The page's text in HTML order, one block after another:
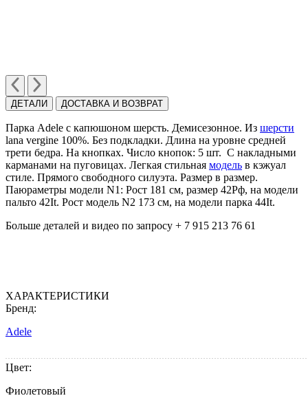
ДЕТАЛИ ДОСТАВКА И ВОЗВРАТ
Парка Adele с капюшоном шерсть. Демисезонное. Из шерсти
lana vergine 100%. Без подкладки. Длина на уровне средней
трети бедра. На кнопках. Число кнопок: 5 шт. C накладными
карманами на пуговицах. Легкая стильная модель в кэжуал
стиле. Прямого свободного силуэта. Размер в размер.
Паюраметры модели N1: Рост 181 см, размер 42Рф, на модели
пальто 42It. Рост модель N2 173 cм, на модели парка 44It.
Больше деталей и видео по запросу + 7 915 213 76 61
ХАРАКТЕРИСТИКИ
Бренд:
Adele
Цвет:
Фиолетовый